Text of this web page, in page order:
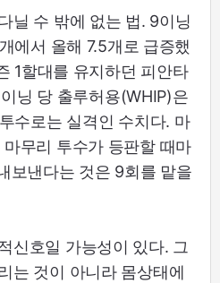
닐 수 밖에 없는 법. 9이닝
에서 올해 7.5개로 급증했
1할대를 유지하던 피안타
닝 당 출루허용(WHIP)은
수로는 실격인 수치다. 마
무리 투수가 등판할 때마
보낸다는 것은 9회를 맡을
신호일 가능성이 있다. 그
는 것이 아니라 몸상태에